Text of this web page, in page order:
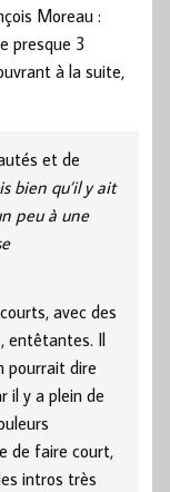
Moreau :
presque 3
à la suite,
et de
bien qu’il y ait
peu à une
avec des
entêtantes. Il
pourrait dire
il y a plein de
de faire court,
intros très